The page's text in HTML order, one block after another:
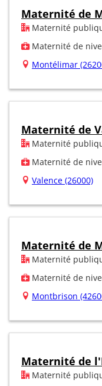
Maternité de
Maternité
Maternité de
Montélimar
Maternité de
Maternité
Maternité de
Valence (26000)
Maternité de
Maternité
Maternité de
Montbrison
Maternité de
Maternité